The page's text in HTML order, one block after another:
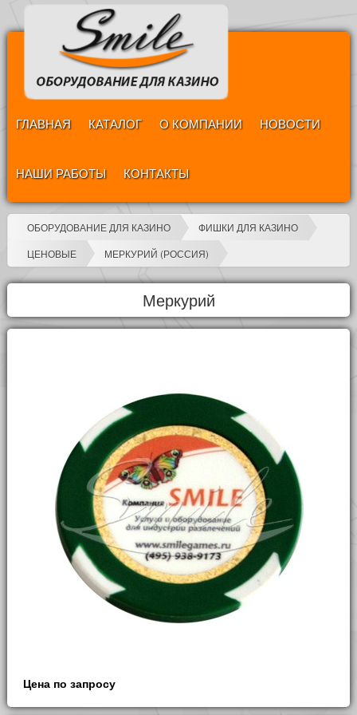
ГЛАВНАЯ КАТАЛОГ О КОМПАНИИ НОВОСТИ
НАШИ РАБОТЫ КОНТАКТЫ
ОБОРУДОВАНИЕ ДЛЯ КАЗИНО
ФИШКИ ДЛЯ КАЗИНО
ЦЕНОВЫЕ
МЕРКУРИЙ (РОССИЯ)
Меркурий
Цена по запросу